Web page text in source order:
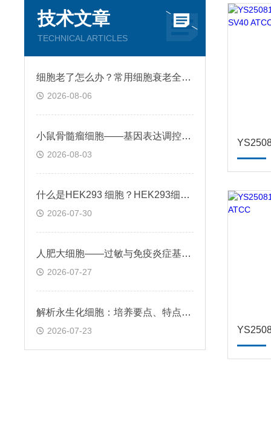
技术文章
TECHNICAL ARTICLES
细胞老了怎么办？常用细胞衰老全解析
2026-08-06
小鼠骨髓瘤细胞——基因表达调控与个性化治疗探索
2026-08-03
什么是HEK293 细胞？HEK293细胞在基因治疗领域的应用前景
2026-07-30
人肥大细胞——过敏与免疫炎症基础机制应用
2026-07-27
解析永生化细胞：培养要点、特点及科研应用场景
2026-07-23